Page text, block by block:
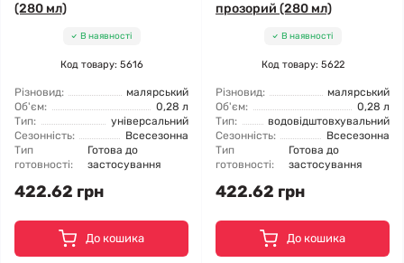
(280 мл)
В наявності
Код товару: 5616
Різновид:
малярський
Об'єм:
0,28 л
Тип:
універсальний
Сезонність:
Всесезонна
Тип
готовності:
Готова до
застосування
422.62 грн
До кошика
прозорий (280 мл)
В наявності
Код товару: 5622
Різновид:
малярський
Об'єм:
0,28 л
Тип:
водовідштовхувальний
Сезонність:
Всесезонна
Тип
готовності:
Готова до
застосування
422.62 грн
До кошика